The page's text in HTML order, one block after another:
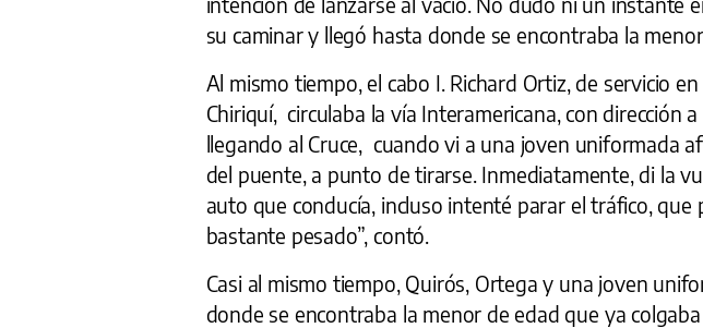
su caminar y llegó hasta donde se encontraba la
Al mismo tiempo, el cabo I. Richard Ortiz, de servicio
Chiriquí, circulaba la vía Interamericana, con dirección
llegando al Cruce, cuando vi a una joven uniformada
del puente, a punto de tirarse. Inmediatamente, di la
auto que conducía, incluso intenté parar el tráfico, que
bastante pesado”, contó.
Casi al mismo tiempo, Quirós, Ortega y una joven
donde se encontraba la menor de edad que ya colgaba